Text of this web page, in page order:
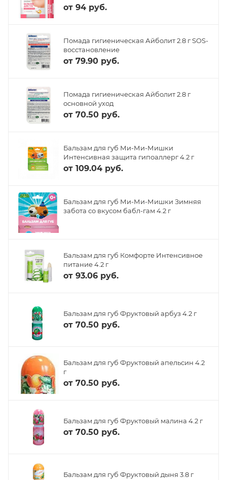
от 94 руб.
Помада гигиеническая Айболит 2.8 г SOS-
восстановление
от 79.90 руб.
Помада гигиеническая Айболит 2.8 г
основной уход
от 70.50 руб.
Бальзам для губ Ми-Ми-Мишки
Интенсивная защита гипоаллерг 4.2 г
от 109.04 руб.
Бальзам для губ Ми-Ми-Мишки Зимняя
забота со вкусом бабл-гам 4.2 г
Бальзам для губ Комфорте Интенсивное
питание 4.2 г
от 93.06 руб.
Бальзам для губ Фруктовый арбуз 4.2 г
от 70.50 руб.
Бальзам для губ Фруктовый апельсин 4.2
г
от 70.50 руб.
Бальзам для губ Фруктовый малина 4.2 г
от 70.50 руб.
Бальзам для губ Фруктовый дыня 3.8 г